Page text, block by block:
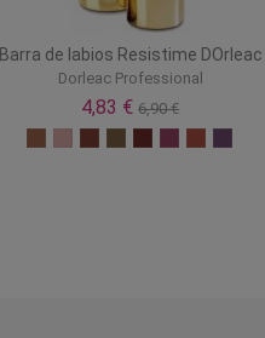
Barra de labios Resistime DOrleac
Dorleac Professional
4,83 €6,90 €